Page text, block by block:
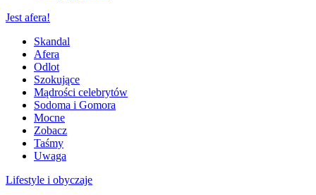
Jest afera!
Skandal
Afera
Odlot
Szokujące
Mądrości celebrytów
Sodoma i Gomora
Mocne
Zobacz
Taśmy
Uwaga
Lifestyle i obyczaje